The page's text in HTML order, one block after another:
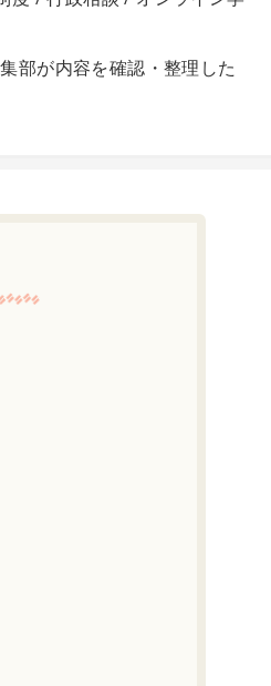
部が内容を確認・整理した